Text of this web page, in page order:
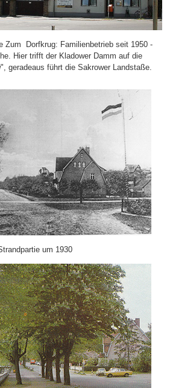
Zum Dorfkrug: Familienbetrieb seit 1950 -
Hier trifft der Kladower Damm auf die
geradeaus führt die Sakrower Landstaße.
um 1930